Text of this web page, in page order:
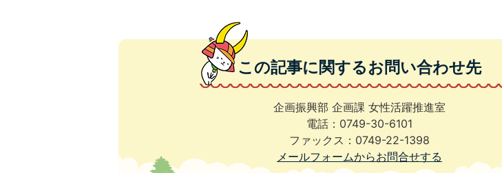
この記事に関するお問い合わせ先
企画振興部 企画課 女性活躍推進室
電話：0749-30-6101
ファックス：0749-22-1398
メールフォームからお問合せする